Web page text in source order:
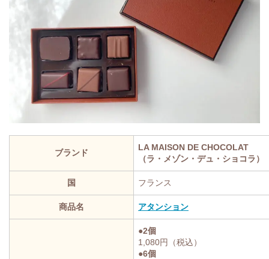
ブランド
LA MAISON DE CHOCOLAT
（ラ・メゾン・デュ・ショコラ）
国 フランス
商品名 アタンション
●2個
1,080円（税込）
●6個